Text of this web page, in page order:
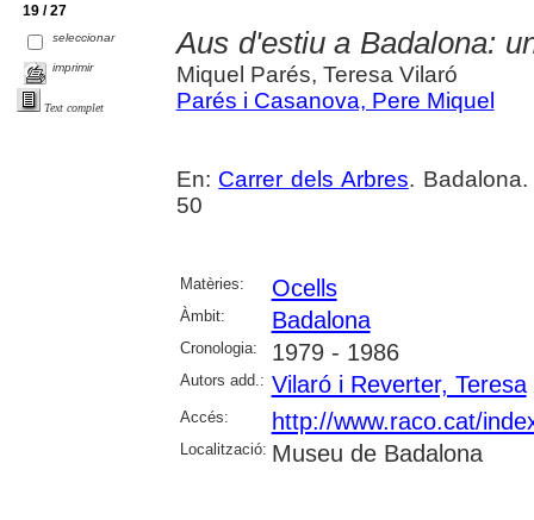
19 / 27
seleccionar
imprimir
Text complet
Aus d'estiu a Badalona:
Miquel Parés, Teresa Vilaró
Parés i Casanova, Pere Miquel
En: Carrer dels Arbres.
50
Matèries: Ocells
Àmbit: Badalona
Cronologia: 1979 - 1986
Autors add.: Vilaró i Reverter, Teresa
Accés: http://www.raco.cat/
Localització: Museu de Badalona